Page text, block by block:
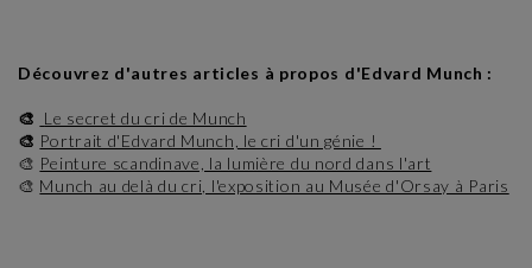
Découvrez d'autres articles à propos d'Edvard Munch :
🎨 Le secret du cri de Munch
🎨 Portrait d'Edvard Munch, le cri d'un génie !
🎨 Peinture scandinave, la lumière du nord dans l'art
🎨 Munch au delà du cri, l'exposition au Musée d'Orsay à Paris